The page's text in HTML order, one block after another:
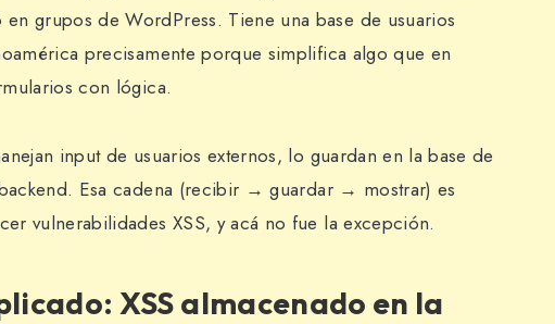
grupos de WordPress. Tiene una base de usuarios
precisamente porque simplifica algo que en
con lógica.
input de usuarios externos, lo guardan en la base de
Esa cadena (recibir → guardar → mostrar) es
vulnerabilidades XSS, y acá no fue la excepción.
XSS almacenado en la